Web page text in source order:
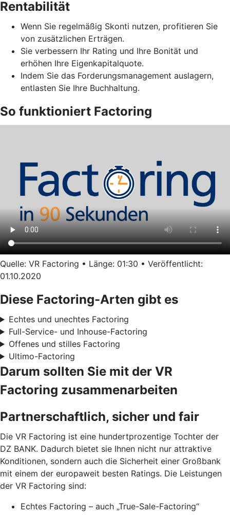
Rentabilität
Wenn Sie regelmäßig Skonti nutzen, profitieren Sie
von zusätzlichen Erträgen.
Sie verbessern Ihr Rating und Ihre Bonität und
erhöhen Ihre Eigenkapitalquote.
Indem Sie das Forderungsmanagement auslagern,
entlasten Sie Ihre Buchhaltung.
So funktioniert Factoring
Quelle: VR Factoring • Länge: 01:30 • Veröffentlicht:
01.10.2020
Diese Factoring-Arten gibt es
Echtes und unechtes Factoring
Full-Service- und Inhouse-Factoring
Offenes und stilles Factoring
Ultimo-Factoring
Darum sollten Sie mit der VR
Factoring zusammenarbeiten
Partnerschaftlich, sicher und fair
Die VR Factoring ist eine hundertprozentige Tochter der
DZ BANK. Dadurch bietet sie Ihnen nicht nur attraktive
Konditionen, sondern auch die Sicherheit einer Großbank
mit einem der europaweit besten Ratings. Die Leistungen
der VR Factoring sind:
Echtes Factoring – auch „True-Sale-Factoring“